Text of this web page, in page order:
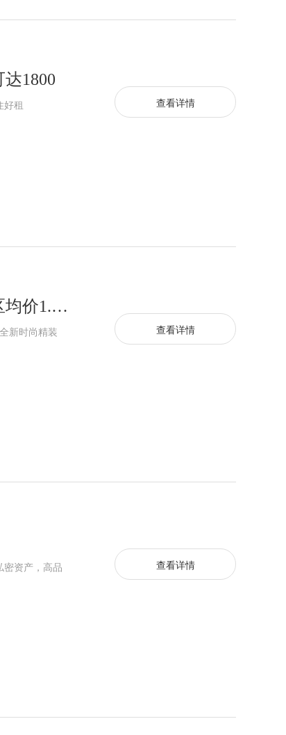
1800
好租
查看详情
坂田二手房海发大厦二栋空中花园社区均价1.5万/平米
新时尚精装‌
查看详情
密资产，高品
查看详情